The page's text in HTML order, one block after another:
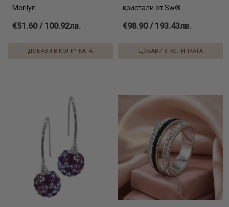
Merilyn
€51.60 / 100.92лв.
ДОБАВИ В КОЛИЧКАТА
кристали от Sw®
€98.90 / 193.43лв.
ДОБАВИ В КОЛИЧКАТА